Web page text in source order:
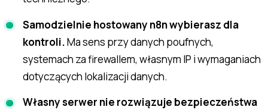
Samodzielnie hostowany n8n wybierasz dla
kontroli.Ma sens przy danych poufnych,
systemach za firewallem, własnym IP i wymaganiach
dotyczących lokalizacji danych.
Własny serwer nie rozwiązuje bezpieczeństwa